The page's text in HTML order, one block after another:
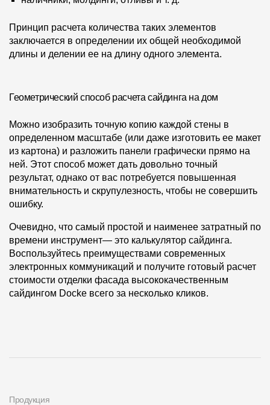
Принцип расчета количества таких элементов
заключается в определении их общей необходимой
длины и делении ее на длину одного элемента.
Геометрический способ расчета сайдинга на дом
Можно изобразить точную копию каждой стены в
определенном масштабе (или даже изготовить ее макет
из картона) и разложить панели графически прямо на
ней. Этот способ может дать довольно точный
результат, однако от вас потребуется повышенная
внимательность и скрупулезность, чтобы не совершить
ошибку.
Очевидно, что самый простой и наименее затратный по
времени инструмент— это калькулятор сайдинга.
Воспользуйтесь преимуществами современных
электронных коммуникаций и получите готовый расчет
стоимости отделки фасада высококачественным
сайдингом Docke всего за несколько кликов.
Продукция